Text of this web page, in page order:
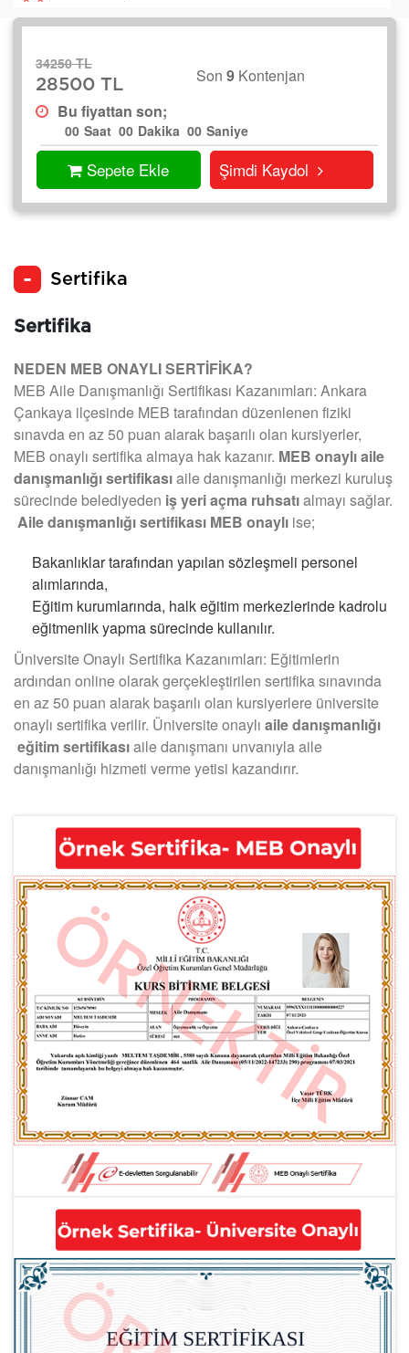
34250 TL
28500 TL
Son 9Kontenjan
Bu fiyattan son;
00 Saat 00 Dakika 00 Saniye
Sepete Ekle Şimdi Kaydol
Sertifika
Sertifika
NEDEN MEB ONAYLI SERTİFİKA?
MEB Aile Danışmanlığı Sertifikası Kazanımları: Ankara
Çankaya ilçesinde MEB tarafından düzenlenen fiziki
sınavda en az 50 puan alarak başarılı olan kursiyerler,
MEB onaylı sertifika almaya hak kazanır. MEB onaylı aile
danışmanlığı sertifikasıaile danışmanlığı merkezi kuruluş
sürecinde belediyeden iş yeri açma ruhsatıalmayı sağlar.
Aile danışmanlığı sertifikası MEB onaylı ise;
Bakanlıklar tarafından yapılan sözleşmeli personel
alımlarında,
Eğitim kurumlarında, halk eğitim merkezlerinde kadrolu
eğitmenlik yapma sürecinde kullanılır.
Üniversite Onaylı Sertifika Kazanımları: Eğitimlerin
ardından online olarak gerçekleştirilen sertifika sınavında
en az 50 puan alarak başarılı olan kursiyerlere üniversite
onaylı sertifika verilir. Üniversite onaylı aile danışmanlığı
eğitim sertifikasıaile danışmanı unvanıyla aile
danışmanlığı hizmeti verme yetisi kazandırır.